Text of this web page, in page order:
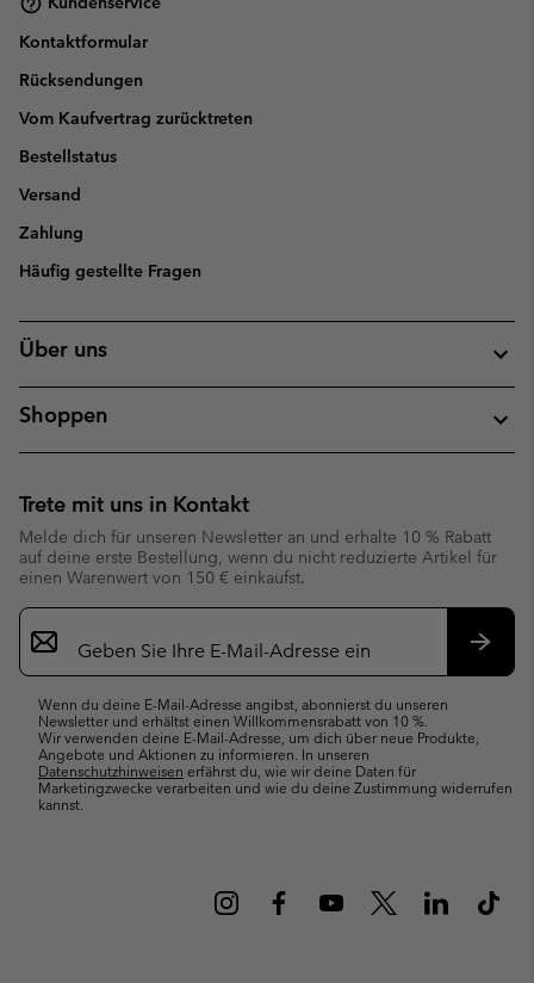
Kontaktformular
Rücksendungen
Vom Kaufvertrag zurücktreten
Bestellstatus
Versand
Zahlung
Häufig gestellte Fragen
Über uns
Shoppen
Trete mit uns in Kontakt
Melde dich für unseren Newsletter an und erhalte 10 % Rabatt
auf deine erste Bestellung, wenn du nicht reduzierte Artikel für
einen Warenwert von 150 € einkaufst.
Newsletter-
Anmeldung
Wenn du deine E-Mail-Adresse angibst, abonnierst du unseren
Newsletter und erhältst einen Willkommensrabatt von 10 %.
Wir verwenden deine E-Mail-Adresse, um dich über neue Produkte,
Angebote und Aktionen zu informieren. In unseren
Datenschutzhinweisen erfährst du, wie wir deine Daten für
Marketingzwecke verarbeiten und wie du deine Zustimmung widerrufen
kannst.